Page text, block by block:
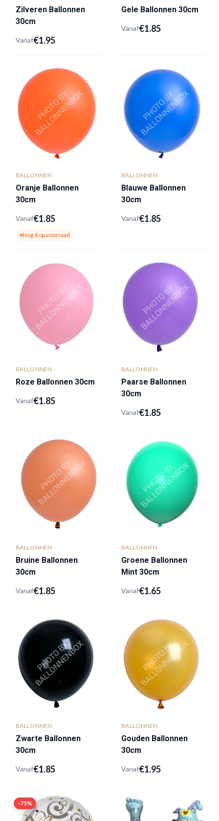
Zilveren Ballonnen
30cm
Vanaf€1.95
Gele Ballonnen 30cm
Vanaf€1.85
BALLONNEN
Oranje Ballonnen
30cm
Vanaf€1.85
Nog4op voorraad
BALLONNEN
Blauwe Ballonnen
30cm
Vanaf€1.85
BALLONNEN
Roze Ballonnen 30cm
Vanaf€1.85
BALLONNEN
Paarse Ballonnen
30cm
Vanaf€1.85
BALLONNEN
Bruine Ballonnen
30cm
Vanaf€1.85
BALLONNEN
Groene Ballonnen
Mint 30cm
Vanaf€1.65
BALLONNEN
Zwarte Ballonnen
30cm
Vanaf€1.85
BALLONNEN
Gouden Ballonnen
30cm
Vanaf€1.95
-75%